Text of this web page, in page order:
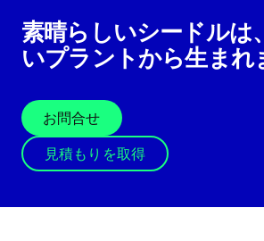
素晴らしいシードルは
いプラントから生まれ
お問合せ
見積もりを取得